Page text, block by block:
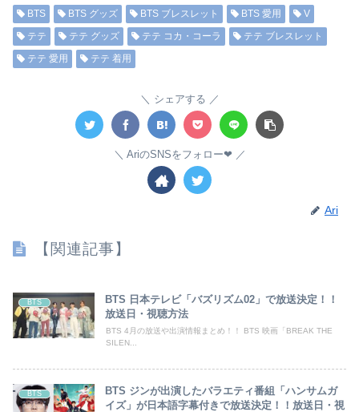
BTS BTS グッズ BTS ブレスレット BTS 愛用
V
テテ
テテ グッズ テテ コカ・コーラ
テテ ブレスレット
テテ 愛用
テテ 着用
シェアする
AriのSNSをフォロー❤︎
Ari
【関連記事】
BTS
BTS 日本テレビ「バズリズム02」で放送決定！！
放送日・視聴方法
BTS 4月の放送や出演情報まとめ！！ BTS 映画「BREAK THE
SILEN...
BTS
BTS ジンが出演したバラエティ番組「ハンサムガ
イズ」が日本語字幕付きで放送決定！！放送日・視